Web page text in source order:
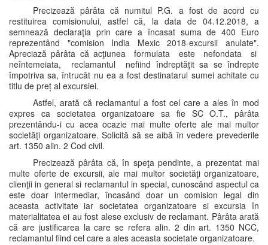
Precizează pârâta că numitul P.G. a fost de acord cu
restituirea comisionului, astfel că, la data de 04.12.2018, a
semnează declaraţia prin care a încasat suma de 400 Euro
reprezentând "comision India Mexic 2018-excursii anulate".
Apreciază pârâta că acţiunea formulata este nefondata si
neîntemeiata, reclamantul nefiind îndreptăţit sa se îndrepte
împotriva sa, întrucât nu ea a fost destinatarul sumei achitate cu
titlu de preț al excursiei.
Astfel, arată că reclamantul a fost cel care a ales în mod
expres ca societatea organizatoare sa fie SC O.T., pârâta
prezentându-i cu acea ocazie mai multe oferte ale mai multor
societăţi organizatoare. Solicită să se aibă în vedere prevederile
art. 1350 alin. 2 Cod civil.
Precizează pârâta că, în speţa pendinte, a prezentat mai
multe oferte de excursii, ale mai multor societăţi organizatoare,
clienţii in general si reclamantul in special, cunoscând aspectul ca
este doar intermediar, încasând doar un comision legal din
aceasta activitate iar societatea organizatoare si excursia în
materialitatea ei au fost alese exclusiv de reclamant. Pârâta arată
că are justificarea la care se refera alin. 2 din art. 1350 NCC,
reclamantul fiind cel care a ales aceasta societate organizatoare.